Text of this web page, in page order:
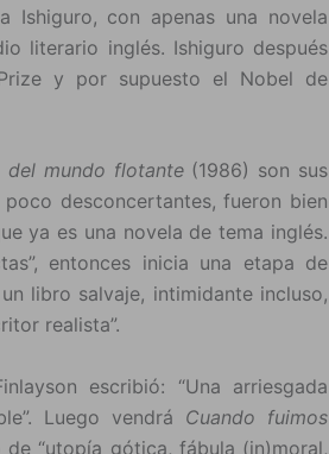
Ishiguro, con apenas una novela
literario inglés. Ishiguro después
y por supuesto el Nobel de
del mundo flotante(1986) son sus
desconcertantes, fueron bien
ya es una novela de tema inglés.
entonces inicia una etapa de
libro salvaje, intimidante incluso,
realista”.
escribió: “Una arriesgada
Luego vendrá Cuando fuimos
“utopía gótica, fábula (in)moral,